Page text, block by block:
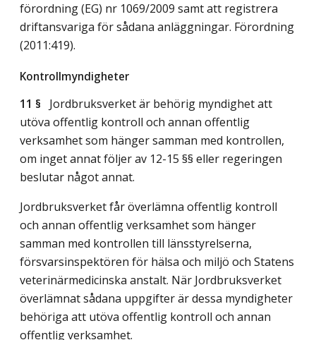
förordning (EG) nr 1069/2009 samt att registrera
driftansvariga för sådana anläggningar. Förordning
(2011:419).
Kontrollmyndigheter
11 § Jordbruksverket är behörig myndighet att
utöva offentlig kontroll och annan offentlig
verksamhet som hänger samman med kontrollen,
om inget annat följer av 12-15 §§ eller regeringen
beslutar något annat.
Jordbruksverket får överlämna offentlig kontroll
och annan offentlig verksamhet som hänger
samman med kontrollen till länsstyrelserna,
försvarsinspektören för hälsa och miljö och Statens
veterinärmedicinska anstalt. När Jordbruksverket
överlämnat sådana uppgifter är dessa myndigheter
behöriga att utöva offentlig kontroll och annan
offentlig verksamhet.